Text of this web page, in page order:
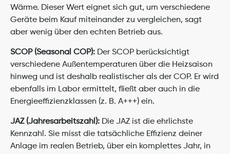
Wärme. Dieser Wert eignet sich gut, um verschiedene
Geräte beim Kauf miteinander zu vergleichen, sagt
aber wenig über den echten Betrieb aus.
SCOP (Seasonal COP): Der SCOP berücksichtigt
verschiedene Außentemperaturen über die Heizsaison
hinweg und ist deshalb realistischer als der COP. Er wird
ebenfalls im Labor ermittelt, fließt aber auch in die
Energieeffizienzklassen (z. B. A+++) ein.
JAZ (Jahresarbeitszahl): Die JAZ ist die ehrlichste
Kennzahl. Sie misst die tatsächliche Effizienz deiner
Anlage im realen Betrieb, über ein komplettes Jahr, in